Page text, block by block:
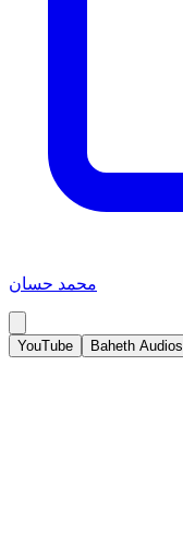
محمد حسان
YouTube Baheth Audios